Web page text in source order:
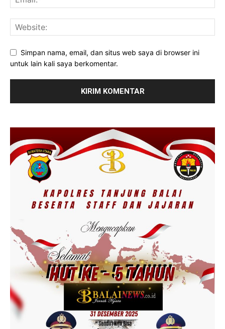
Simpan nama, email, dan situs web saya di browser ini
untuk lain kali saya berkomentar.